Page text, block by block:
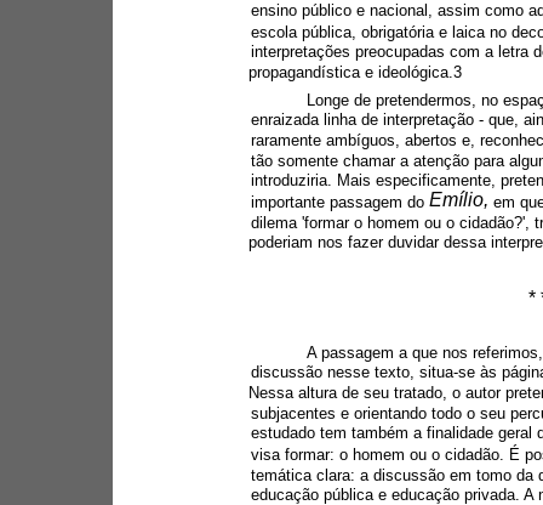
ensino público e nacional, assim como
escola pública, obrigatória e laica no
interpretações preocupadas com a letra
propagandística e ideológica.3
Longe de pretendermos, no
enraizada linha de interpretação - que,
raramente ambíguos, abertos e,
tão somente chamar a atenção para
introduziria. Mais especificamente,
importante passagem do Emílio, em
dilema 'formar o homem ou o cidadão?',
poderiam nos fazer duvidar dessa
*
A passagem a que nos
discussão nesse texto, situa-se às
Nessa altura de seu tratado, o autor
subjacentes e orientando todo o seu
estudado tem também a finalidade geral
visa formar: o homem ou o cidadão. É
temática clara: a discussão em tomo da
educação pública e educação privada.